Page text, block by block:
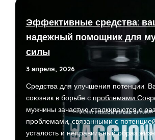
вечеринок
и
корпоративов
Эффективные средства:
надежный помощник для
силы
3 апреля, 2026
Средства для улучшения потенции:
союзник в борьбе с проблемами
мужчины зачастую сталкиваются с
проблемами, связанными с
усталость и неправильный образ